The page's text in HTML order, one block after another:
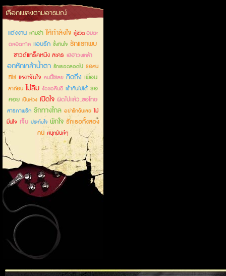
คาเฟ่เด็กลำลูกกา
เลือกเพลงตามอารมณ์
แต่งงาน สามช่า ให้กำลังใจ สู้ชีวิตอมตะ
ตลอดกาล แอบรัก ซึ้งกินใจ รักแรกพบ
ซาวด์แทร็คหนัง ละคร เฮฮาวงเหล้า
อกหักเคล้าน้ำตา รักเธอตลอดไป รอคน
ที่ใช่ เหงาจับใจ คนนี้ใช่เลย คิดถึง เพื่อน
ลาก่อน ไม่ลืม ง้อขอคืนดี เข้ากันไม่ได้ รอ
คอย เป็นห่วง เปิดใจ ผิดไปแล้ว..ขอโทษ
สารภาพรัก รักทางไกล อย่ารักฉันเลย ไม่
มั่นใจ เจ็บ ประทับใจ พักใจ รักเธอทั้งสอง
คน สนุกมันส์ๆ